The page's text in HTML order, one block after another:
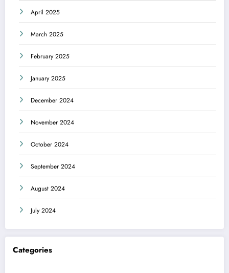
April 2025
March 2025
February 2025
January 2025
December 2024
November 2024
October 2024
September 2024
August 2024
July 2024
Categories